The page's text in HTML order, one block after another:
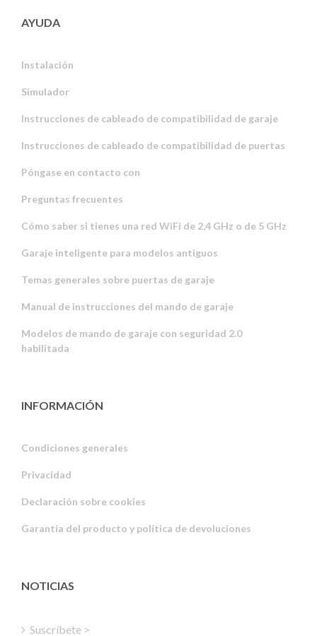
AYUDA
Instalación
Simulador
Instrucciones de cableado de compatibilidad de garaje
Instrucciones de cableado de compatibilidad de puertas
Póngase en contacto con
Preguntas frecuentes
Cómo saber si tienes una red WiFi de 2,4 GHz o de 5 GHz
Garaje inteligente para modelos antiguos
Temas generales sobre puertas de garaje
Manual de instrucciones del mando de garaje
Modelos de mando de garaje con seguridad 2.0
habilitada
INFORMACIÓN
Condiciones generales
Privacidad
Declaración sobre cookies
Garantía del producto y política de devoluciones
NOTICIAS
Suscríbete >
Estonian